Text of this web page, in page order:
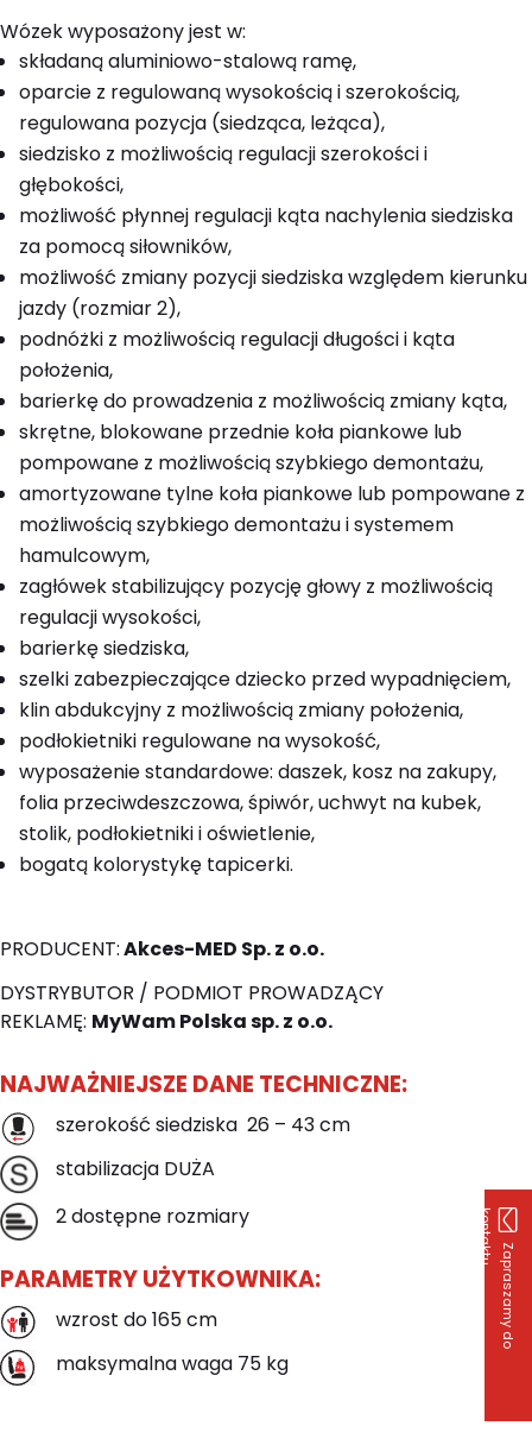
Z
a
p
r
a
s
z
a
m
y
d
o
k
o
n
t
a
k
t
u
Wózek wyposażony jest w:
składaną aluminiowo-stalową ramę,
oparcie z regulowaną wysokością i szerokością,
regulowana pozycja (siedząca, leżąca),
siedzisko z możliwością regulacji szerokości i
głębokości,
możliwość płynnej regulacji kąta nachylenia siedziska
za pomocą siłowników,
możliwość zmiany pozycji siedziska względem kierunku
jazdy (rozmiar 2),
podnóżki z możliwością regulacji długości i kąta
położenia,
barierkę do prowadzenia z możliwością zmiany kąta,
skrętne, blokowane przednie koła piankowe lub
pompowane z możliwością szybkiego demontażu,
amortyzowane tylne koła piankowe lub pompowane z
możliwością szybkiego demontażu i systemem
hamulcowym,
zagłówek stabilizujący pozycję głowy z możliwością
regulacji wysokości,
barierkę siedziska,
szelki zabezpieczające dziecko przed wypadnięciem,
klin abdukcyjny z możliwością zmiany położenia,
podłokietniki regulowane na wysokość,
wyposażenie standardowe: daszek, kosz na zakupy,
folia przeciwdeszczowa, śpiwór, uchwyt na kubek,
stolik, podłokietniki i oświetlenie,
bogatą kolorystykę tapicerki.
PRODUCENT:Akces-MED Sp. z o.o.
DYSTRYBUTOR / PODMIOT PROWADZĄCY
REKLAMĘ: MyWam Polska sp. z o.o.
NAJWAŻNIEJSZE DANE TECHNICZNE:
szerokość siedziska 26 – 43 cm
stabilizacja DUŻA
2 dostępne rozmiary
PARAMETRY UŻYTKOWNIKA:
wzrost do 165 cm
maksymalna waga 75 kg